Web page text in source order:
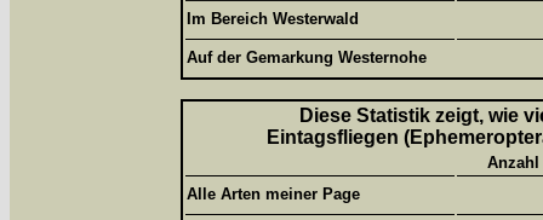
Im Bereich Westerwald
Auf der Gemarkung Westernohe
Diese Statistik zeigt, wie
Eintagsfliegen
Alle Arten meiner Page